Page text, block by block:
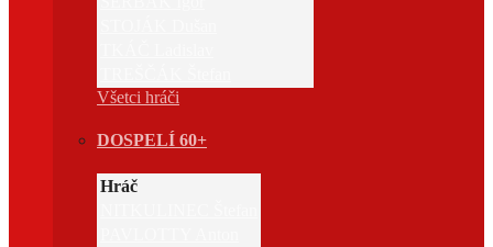
Všetci hráči
DOSPELÍ 60+
Hráč